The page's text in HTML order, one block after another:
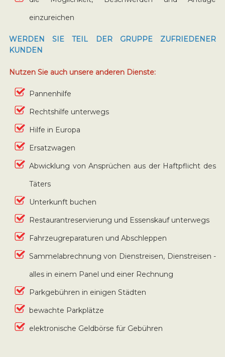
einzureichen
WERDEN SIE TEIL DER GRUPPE ZUFRIEDENER
KUNDEN
Nutzen Sie auch unsere anderen Dienste:
Pannenhilfe
Rechtshilfe unterwegs
Hilfe in Europa
Ersatzwagen
Abwicklung von Ansprüchen aus der Haftpflicht des
Täters
Unterkunft buchen
Restaurantreservierung und Essenskauf unterwegs
Fahrzeugreparaturen und Abschleppen
Sammelabrechnung von Dienstreisen, Dienstreisen -
alles in einem Panel und einer Rechnung
Parkgebühren in einigen Städten
bewachte Parkplätze
elektronische Geldbörse für Gebühren